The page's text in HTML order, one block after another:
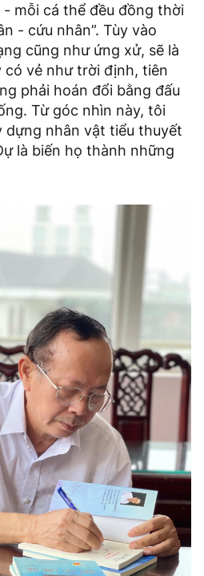
- mỗi cá thể đều đồng thời
- cứu nhân”. Tùy vào
cũng như ứng xử, sẽ là
vẻ như trời định, tiên
phải hoán đổi bằng đấu
Từ góc nhìn này, tôi
dựng nhân vật tiểu thuyết
là biến họ thành những